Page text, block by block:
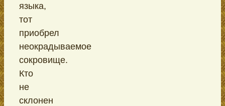
языка,
тот
приобрел
неокрадываемое
сокровище.
Кто
не
склонен